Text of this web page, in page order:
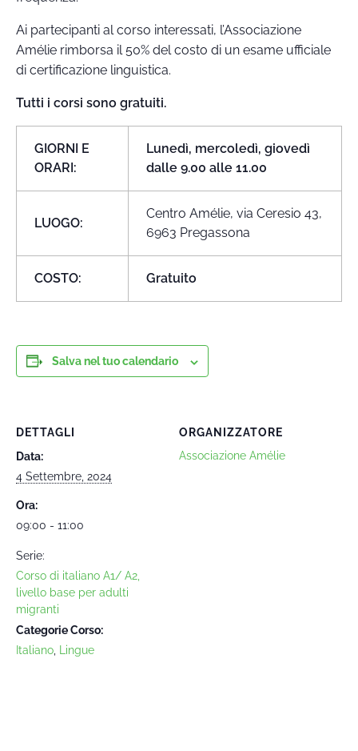
Ai partecipanti al corso interessati, l’Associazione
Amélie rimborsa il 50% del costo di un esame ufficiale
di certificazione linguistica.
Tutti i corsi sono gratuiti.
GIORNI E
ORARI:
Lunedì, mercoledì, giovedì
dalle 9.00 alle 11.00
LUOGO:
Centro Amélie, via Ceresio 43,
6963 Pregassona
COSTO: Gratuito
Salva nel tuo calendario
DETTAGLI
Data:
4 Settembre, 2024
Ora:
09:00 - 11:00
Serie:
Corso di italiano A1/ A2,
livello base per adulti
migranti
Categorie Corso:
Italiano
Lingue
ORGANIZZATORE
Associazione Amélie